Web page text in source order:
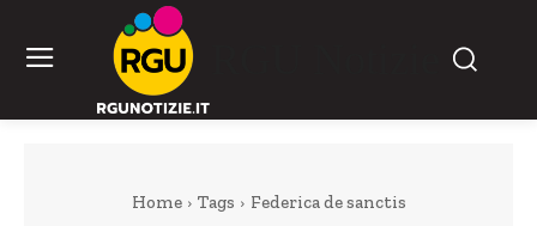
Home Tags Federica de sanctis